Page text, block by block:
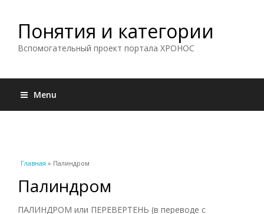
Понятия и категории
Вспомогательный проект портала ХРОНОС
Menu
Вы здесь
Главная » Палиндром
Палиндром
ПАЛИНДРОМ или ПЕРЕВЕРТЕНЬ (в переводе с